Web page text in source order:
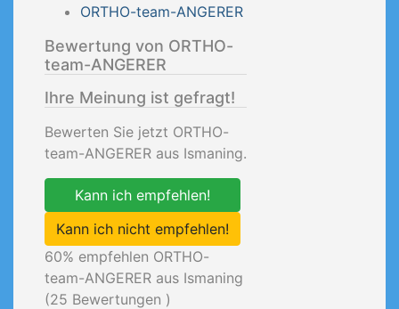
ORTHO-team-ANGERER
Bewertung von ORTHO-
team-ANGERER
Ihre Meinung ist gefragt!
Bewerten Sie jetzt ORTHO-
team-ANGERER aus Ismaning.
Kann ich empfehlen!
Kann ich nicht empfehlen!
60% empfehlen ORTHO-
team-ANGERER aus Ismaning
(25 Bewertungen )